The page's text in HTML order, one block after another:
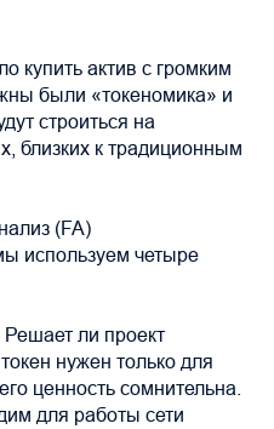
купить актив с громким
были «токеномика» и
строиться на
близких к традиционным
(FA)
используем четыре
Решает ли проект
нужен только для
ценность сомнительна.
для работы сети